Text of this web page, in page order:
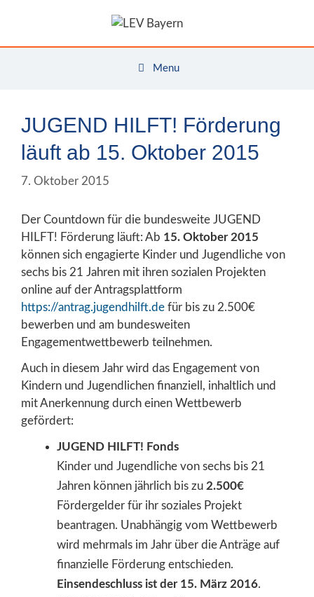
Menu
JUGEND HILFT! Förderung
läuft ab 15. Oktober 2015
7. Oktober 2015
Der Countdown für die bundesweite JUGEND
HILFT! Förderung läuft: Ab 15. Oktober 2015
können sich engagierte Kinder und Jugendliche von
sechs bis 21 Jahren mit ihren sozialen Projekten
online auf der Antragsplattform
https://antrag.jugendhilft.de für bis zu 2.500€
bewerben und am bundesweiten
Engagementwettbewerb teilnehmen.
Auch in diesem Jahr wird das Engagement von
Kindern und Jugendlichen finanziell, inhaltlich und
mit Anerkennung durch einen Wettbewerb
gefördert:
JUGEND HILFT! Fonds
Kinder und Jugendliche von sechs bis 21
Jahren können jährlich bis zu 2.500€
Fördergelder für ihr soziales Projekt
beantragen. Unabhängig vom Wettbewerb
wird mehrmals im Jahr über die Anträge auf
finanzielle Förderung entschieden.
Einsendeschluss ist der 15. März 2016.